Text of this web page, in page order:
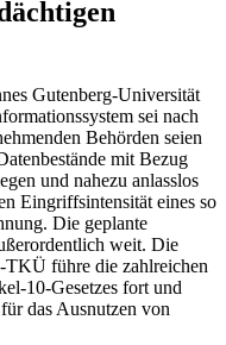
Gutenberg-Universität
sei nach
Behörden seien
mit Bezug
und nahezu anlasslos
Eingriffsintensität eines so
Die geplante
weit. Die
TKÜ führe die zahlreichen
10-Gesetzes fort und
das Ausnutzen von